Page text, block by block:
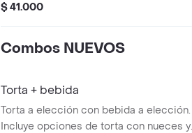
$ 41.000
Combos NUEVOS
Torta + bebida
Torta a elección con bebida a elección.
Incluye opciones de torta con nueces y